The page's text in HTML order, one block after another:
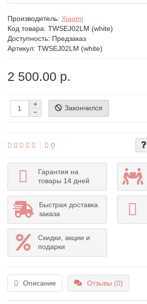
Производитель: Xiaomi
Код товара: TWSEJ02LM (white)
Доступность: Предзаказ
Артикул: TWSEJ02LM (white)
2 500.00 р.
Закончился
0
Гарантия на
товары 14 дней
Быстрая доставка
заказа
Скидки, акции и
подарки
Описание Отзывы (0)